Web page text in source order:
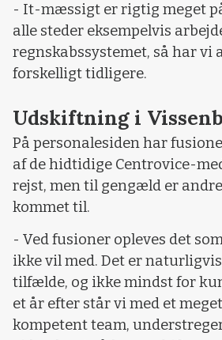
- It-mæssigt er rigtig meget
alle steder eksempelvis
regnskabssystemet, så har vi
forskelligt tidligere.
Udskiftning i
På personalesiden har
af de hidtidige Centrovice-
rejst, men til gengæld er
kommet til.
- Ved fusioner opleves det
ikke vil med. Det er
tilfælde, og ikke mindst for
et år efter står vi med et
kompetent team,